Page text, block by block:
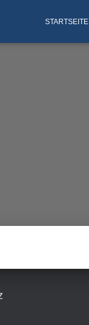
STARTSEITE